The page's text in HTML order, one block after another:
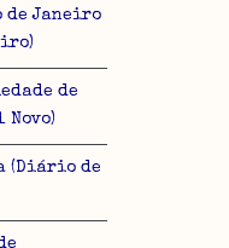
de Janeiro
de
(Diário de